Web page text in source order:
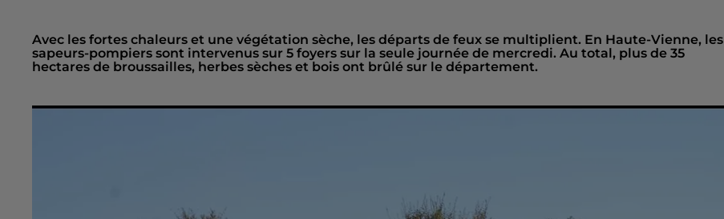
Avec les fortes chaleurs et une végétation sèche, les départs de feux se multiplient. En Haute-Vienne, les
sapeurs-pompiers sont intervenus sur 5 foyers sur la seule journée de mercredi. Au total, plus de 35
hectares de broussailles, herbes sèches et bois ont brûlé sur le département.